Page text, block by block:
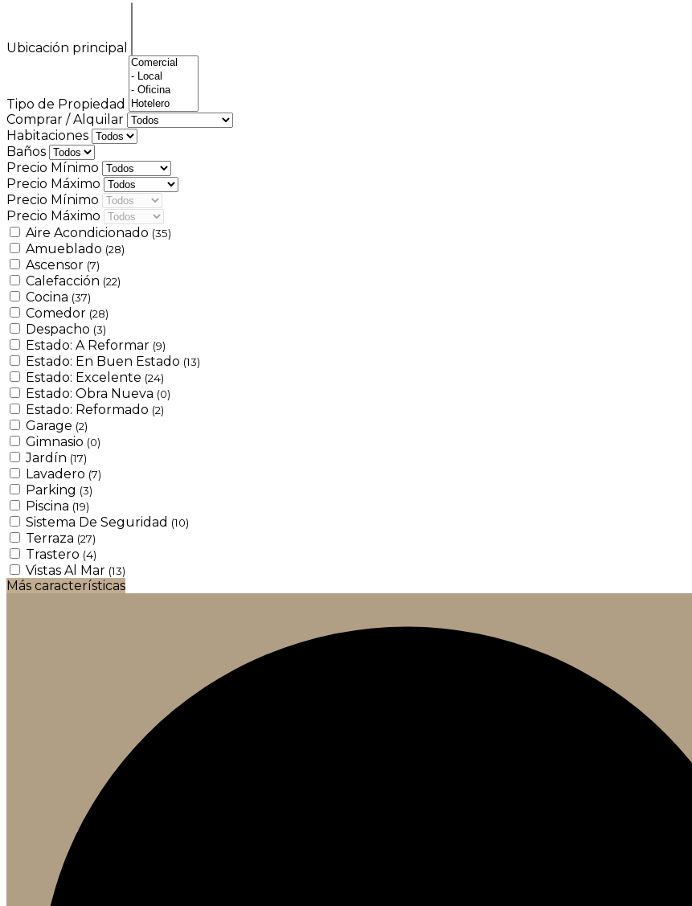
Ubicación principal
Tipo de Propiedad
Comprar / Alquilar
Habitaciones
Baños
Precio Mínimo
Precio Máximo
Precio Mínimo
Precio Máximo
Aire Acondicionado (35)
Amueblado (28)
Ascensor (7)
Calefacción (22)
Cocina (37)
Comedor (28)
Despacho (3)
Estado: A Reformar (9)
Estado: En Buen Estado (13)
Estado: Excelente (24)
Estado: Obra Nueva (0)
Estado: Reformado (2)
Garage (2)
Gimnasio (0)
Jardín (17)
Lavadero (7)
Parking (3)
Piscina (19)
Sistema De Seguridad (10)
Terraza (27)
Trastero (4)
Vistas Al Mar (13)
Más características